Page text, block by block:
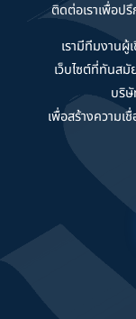
ติดต่อเราเพื่อป
เรามีทีมงาน
เว็บไซต์ที่ทันส
บริ
เพื่อสร้างความ